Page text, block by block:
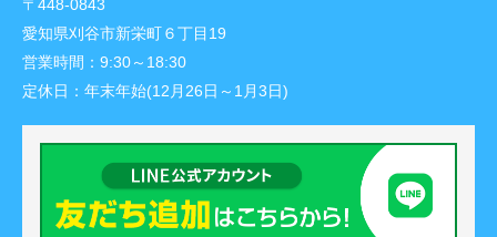
〒448-0843
愛知県刈谷市新栄町６丁目19
営業時間： 9:30～18:30
定休日： 年末年始(12月26日～1月3日)